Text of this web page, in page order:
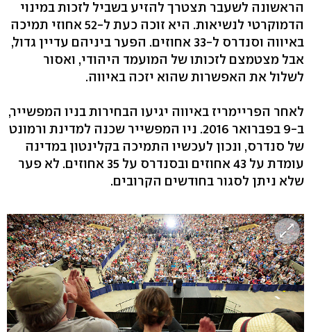
הראשונה לשעבר תצטרך להזיע בשביל לזכות במינוי
הדמוקרטי לנשיאות. היא זוכה כעת ל-52 אחוזי תמיכה
באיווה וסנדרס ל-33 אחוזים. הפער ביניהם עדיין גדול,
אבל מצטמצם לזכותו של המועמד היהודי, ואסור
לשלול את האפשרות שהוא יזכה באיווה.
לאחר הפריימריז באיווה יגיעו הבחירות בניו המפשייר,
ב-9 בפברואר 2016. ניו המפשייר שכנה למדינת ורמונט
של סנדרס, ונכון לעכשיו התמיכה בקלינטון במדינה
עומדת על 43 אחוזים ובסנדרס על 35 אחוזים. לא פער
שלא ניתן לסגור בחודשים הקרובים.